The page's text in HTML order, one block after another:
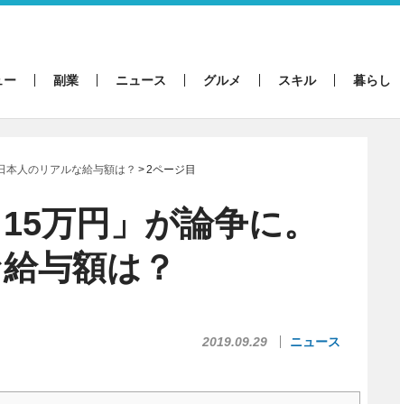
ー 副業 ニュース グルメ スキル 暮らし
人のリアルな給与額は？ 2ページ目
万円」が論争に。
与額は？
2019.09.29 ニュース